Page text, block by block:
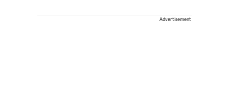
Advertisement